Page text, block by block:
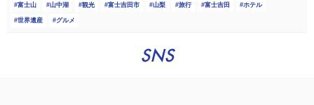
富士山 山中湖 観光 富士吉田市 山梨 旅行 富士吉田 ホテル
世界遺産 グルメ
SNS